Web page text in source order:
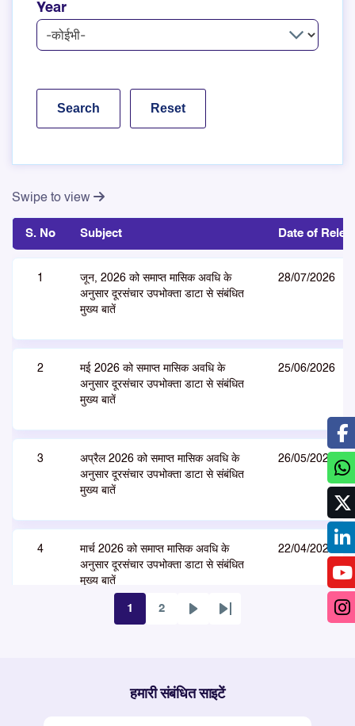
Year
Swipe to view
S. No Subject Date of
1
जून, 2026 को समाप्त मासिक अवधि के
अनुसार दूरसंचार उपभोक्ता डाटा से संबंधित
मुख्य बातें
28/07/2026
2
मई 2026 को समाप्त मासिक अवधि के
अनुसार दूरसंचार उपभोक्ता डाटा से संबंधित
मुख्य बातें
25/06/2026
3
अप्रैल 2026 को समाप्त मासिक अवधि के
अनुसार दूरसंचार उपभोक्ता डाटा से संबंधित
मुख्य बातें
26/05/2026
4
मार्च 2026 को समाप्त मासिक अवधि के
अनुसार दूरसंचार उपभोक्ता डाटा से संबंधित
मुख्य बातें
22/04/2026
1 2
अगला
Last
हमारी संबंधित साइटें